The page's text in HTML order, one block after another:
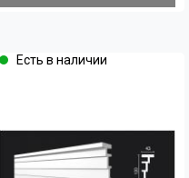
Есть в наличии